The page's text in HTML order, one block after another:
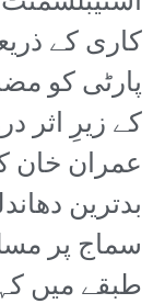
کاری کے
پارٹی کو
کے زیرِ اثر
عمران خان
بدترین
سماج پر
طبقے میں